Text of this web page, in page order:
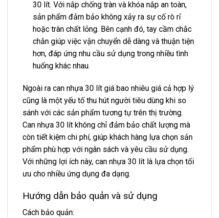
30 lít. Với nắp chống tràn và khóa nắp an toàn,
sản phẩm đảm bảo không xảy ra sự cố rò rỉ
hoặc tràn chất lỏng. Bên cạnh đó, tay cầm chắc
chắn giúp việc vận chuyển dễ dàng và thuận tiện
hơn, đáp ứng nhu cầu sử dụng trong nhiều tình
huống khác nhau.
Ngoài ra can nhựa 30 lít giá bao nhiêu giá cả hợp lý
cũng là một yếu tố thu hút người tiêu dùng khi so
sánh với các sản phẩm tương tự trên thị trường.
Can nhựa 30 lít không chỉ đảm bảo chất lượng mà
còn tiết kiệm chi phí, giúp khách hàng lựa chọn sản
phẩm phù hợp với ngân sách và yêu cầu sử dụng.
Với những lợi ích này, can nhựa 30 lít là lựa chọn tối
ưu cho nhiều ứng dụng đa dạng.
Hướng dẫn bảo quản và sử dụng
Cách bảo quản: